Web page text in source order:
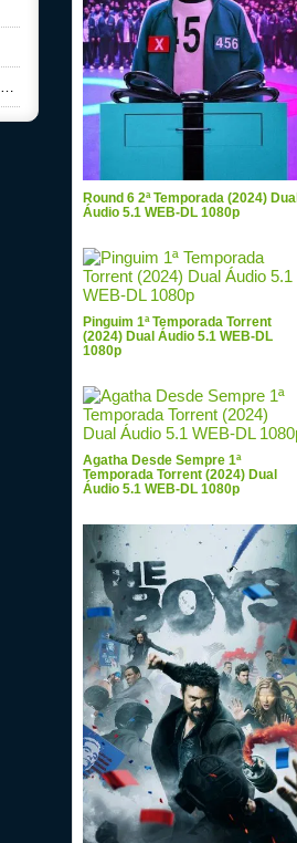
Round 6 2ª Temporada (2024) Dual
Áudio 5.1 WEB-DL 1080p
Pinguim 1ª Temporada Torrent
(2024) Dual Áudio 5.1 WEB-DL
1080p
Agatha Desde Sempre 1ª
Temporada Torrent (2024) Dual
Áudio 5.1 WEB-DL 1080p